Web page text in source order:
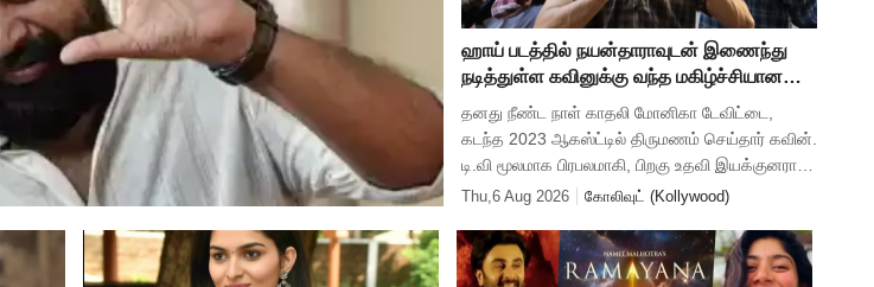
ஹாய் படத்தில் நயன்தாராவுடன் இணைந்து
நடித்துள்ள கவினுக்கு வந்த மகிழ்ச்சியான
செய்தி .
தனது நீண்ட நாள் காதலி மோனிகா டேவிட்டை,
கடந்த 2023 ஆகஸ்ட்டில் திருமணம் செய்தார் கவின்.
டி.வி மூலமாக பிரபலமாகி, பிறகு உதவி இயக்குனராக
பணியாற்றி, முக்கிய கேரக்டரில் நடித்ததன் மூலம்
Thu,6 Aug 2026 கோலிவுட் (Kollywood)